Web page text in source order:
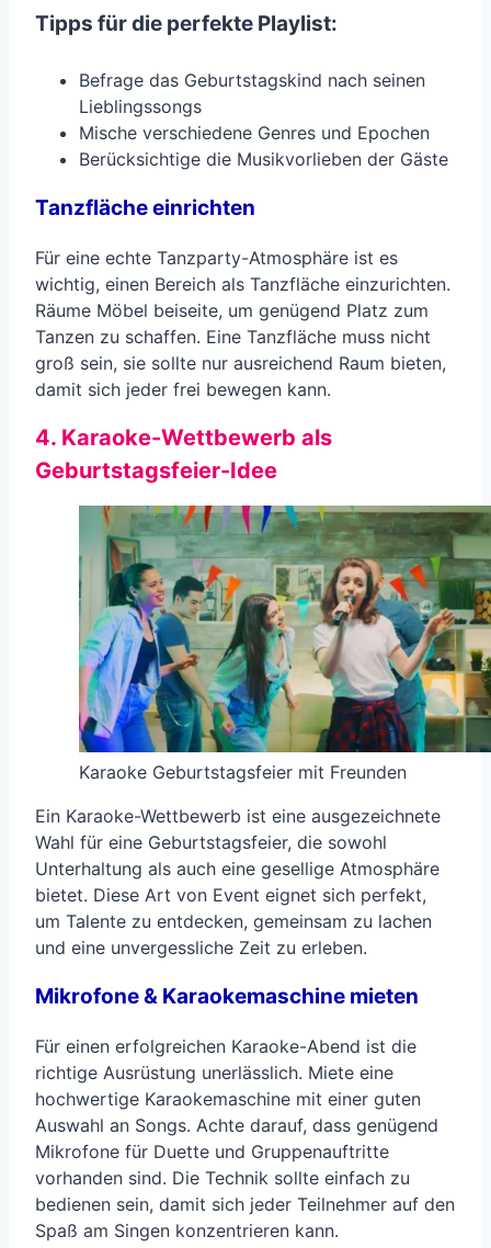
Tipps für die perfekte Playlist:
Befrage das Geburtstagskind nach seinen
Lieblingssongs
Mische verschiedene Genres und Epochen
Berücksichtige die Musikvorlieben der Gäste
Tanzfläche einrichten
Für eine echte Tanzparty-Atmosphäre ist es
wichtig, einen Bereich als Tanzfläche einzurichten.
Räume Möbel beiseite, um genügend Platz zum
Tanzen zu schaffen. Eine Tanzfläche muss nicht
groß sein, sie sollte nur ausreichend Raum bieten,
damit sich jeder frei bewegen kann.
4. Karaoke-Wettbewerb als
Geburtstagsfeier-Idee
Karaoke Geburtstagsfeier mit Freunden
Ein Karaoke-Wettbewerb ist eine ausgezeichnete
Wahl für eine Geburtstagsfeier, die sowohl
Unterhaltung als auch eine gesellige Atmosphäre
bietet. Diese Art von Event eignet sich perfekt,
um Talente zu entdecken, gemeinsam zu lachen
und eine unvergessliche Zeit zu erleben.
Mikrofone & Karaokemaschine mieten
Für einen erfolgreichen Karaoke-Abend ist die
richtige Ausrüstung unerlässlich. Miete eine
hochwertige Karaokemaschine mit einer guten
Auswahl an Songs. Achte darauf, dass genügend
Mikrofone für Duette und Gruppenauftritte
vorhanden sind. Die Technik sollte einfach zu
bedienen sein, damit sich jeder Teilnehmer auf den
Spaß am Singen konzentrieren kann.